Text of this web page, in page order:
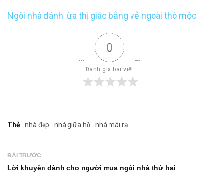
Ngôi nhà đánh lừa thị giác bằng vẻ ngoài thô mộc
0
Đánh giá bài viết
Thẻ nhà đẹp nhà giữa hồ nhà mái rạ
BÀI TRƯỚC
Lời khuyên dành cho người mua ngôi nhà thứ hai